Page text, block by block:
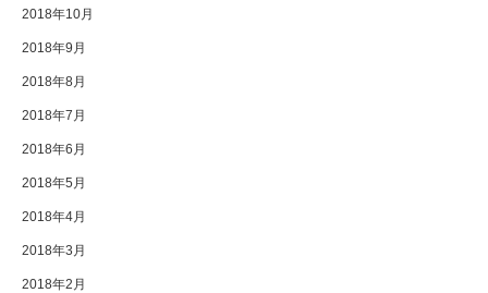
2018年10月
2018年9月
2018年8月
2018年7月
2018年6月
2018年5月
2018年4月
2018年3月
2018年2月